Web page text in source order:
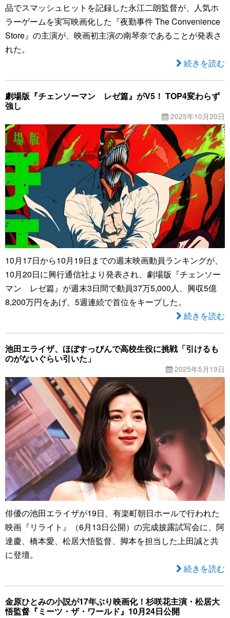
品でスマッシュヒットを記録した永江二朗監督が、人気ホ
ラーゲームを実写映画化した『夜勤事件 The Convenience
Store』の主演が、映画初主演の南琴奈であることが発表さ
れた。
続きを読む
劇場版『チェンソーマン レゼ篇』がV5！ TOP4変わらず
強し
2025年10月20日
10月17日から10月19日までの週末映画動員ランキングが、
10月20日に興行通信社より発表され、劇場版『チェンソー
マン レゼ篇』が週末3日間で動員37万5,000人、興収5億
8,200万円をあげ、5週連続で首位をキープした。
続きを読む
池田エライザ、ほぼすっぴんで高校生役に挑戦「引けるも
のがないぐらい引いた」
2025年5月19日
俳優の池田エライザが19日、有楽町朝日ホールで行われた
映画『リライト』（6月13日公開）の完成披露試写会に、阿
達慶、橋本愛、松居大悟監督、脚本を担当した上田誠と共
に登壇。
続きを読む
金原ひとみの小説が17年ぶり映画化！杉咲花主演・松居大
悟監督『ミーツ・ザ・ワールド』10月24日公開